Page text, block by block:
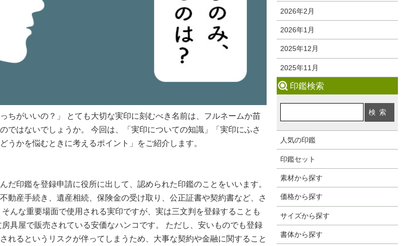
2026年2月
2026年1月
2025年12月
2025年11月
印鑑検索
人気の印鑑
印鑑セット
素材から探す
価格から探す
サイズから探す
書体から探す
ちがいいの？」 とても大切な実印に刻むべき名前は、フルネームか苗
ではないでしょうか。 今回は、「実印についての知識」「実印にふさ
うかを悩むときに考えるポイント」をご紹介します。
だ印鑑を登録申請に役所に出して、認められた印鑑のことをいいます。
動産手続き、遺産相続、保険金の受け取り、公正証書や契約書など、さ
んな重要場面で使用される実印ですが、実は三文判を登録することも
具屋で販売されている安価なハンコです。 ただし、安いものでも登録
れるというリスクが伴ってしまうため、大事な契約や金融に関すること